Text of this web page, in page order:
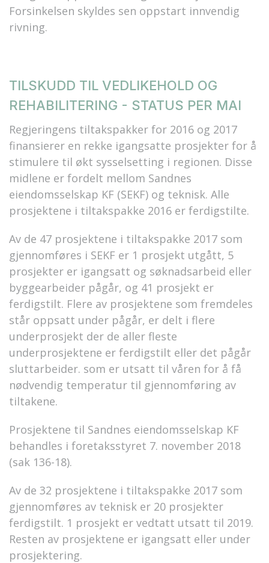
Forsinkelsen skyldes sen oppstart innvendig
rivning.
TILSKUDD TIL VEDLIKEHOLD OG
REHABILITERING - STATUS PER MAI
Regjeringens tiltakspakker for 2016 og 2017
finansierer en rekke igangsatte prosjekter for å
stimulere til økt sysselsetting i regionen. Disse
midlene er fordelt mellom Sandnes
eiendomsselskap KF (SEKF) og teknisk. Alle
prosjektene i tiltakspakke 2016 er ferdigstilte.
Av de 47 prosjektene i tiltakspakke 2017 som
gjennomføres i SEKF er 1 prosjekt utgått, 5
prosjekter er igangsatt og søknadsarbeid eller
byggearbeider pågår, og 41 prosjekt er
ferdigstilt. Flere av prosjektene som fremdeles
står oppsatt under pågår, er delt i flere
underprosjekt der de aller fleste
underprosjektene er ferdigstilt eller det pågår
sluttarbeider. som er utsatt til våren for å få
nødvendig temperatur til gjennomføring av
tiltakene.
Prosjektene til Sandnes eiendomsselskap KF
behandles i foretaksstyret 7. november 2018
(sak 136-18).
Av de 32 prosjektene i tiltakspakke 2017 som
gjennomføres av teknisk er 20 prosjekter
ferdigstilt. 1 prosjekt er vedtatt utsatt til 2019.
Resten av prosjektene er igangsatt eller under
prosjektering.